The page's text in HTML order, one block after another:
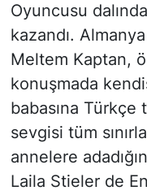
Oyuncusu
kazandı.
Meltem Kaptan,
konuşmada
babasına
sevgisi tüm
annelere
Laila Stieler de